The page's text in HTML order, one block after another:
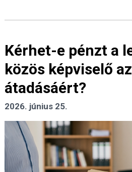
Kérhet-e pénzt a
közös képviselő
átadásáért?
2026. június 25.